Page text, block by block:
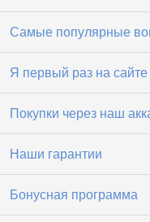
Самые популярные
Я первый раз на сайте
Покупки через наш
Наши гарантии
Бонусная программа